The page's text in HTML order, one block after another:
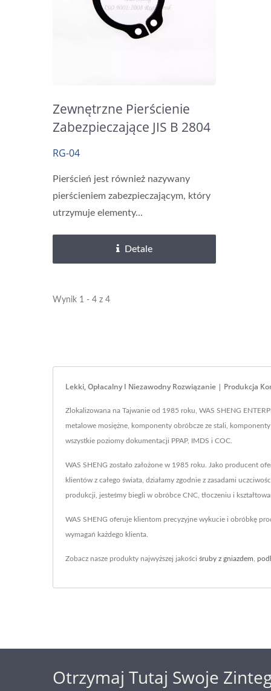
Zewnętrzne Pierścienie
Zabezpieczające JIS B 2804
/ DIN 471
RG-04
Pierścień jest również nazywany
pierścieniem zabezpieczającym, który
utrzymuje elementy...
Detale
Wynik 1 - 4 z 4
Lekki, Opłacalny I Niezawodny Rozwiązanie | Produkcja
Zlokalizowana na Tajwanie od 1985 roku, WAS SHENG
metalowe mosiężne, komponenty obróbcze ze stali,
wszystkie poziomy dokumentacji PPAP, IMDS i COC.
WAS SHENG zostało założone w 1985 roku. Jako producent
klientów z całego świata, działamy zgodnie z zasadami
produkcji, jesteśmy biegli w obróbce CNC, tłoczeniu i
WAS SHENG oferuje klientom precyzyjne wykucie i obróbkę
wymagań każdego klienta.
Zobacz nasze produkty najwyższej jakości śruby z gniazdem
Otrzymaj Tutaj Swoje